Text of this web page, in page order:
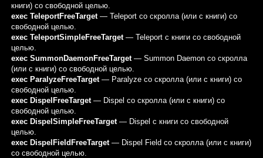
книги) со свободной целью.
exec TeleportFreeTarget— Teleport со скролла (или с книги) со
свободной целью.
exec TeleportSimpleFreeTarget— Teleport с книги со свободной
целью.
exec SummonDaemonFreeTarget— Summon Daemon со скролла
(или с книги) со свободной целью.
exec ParalyzeFreeTarget— Paralyze со скролла (или с книги) со
свободной целью.
exec DispelFreeTarget— Dispel со скролла (или с книги) со
свободной целью.
exec DispelSimpleFreeTarget— Dispel с книги со свободной
целью.
exec DispelFieldFreeTarget— Dispel Field со скролла (или с книги)
со свободной целью.